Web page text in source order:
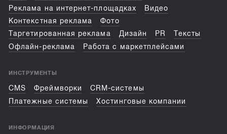
Реклама на интернет-площадках
Видео
Контекстная реклама
Фото
Таргетированная реклама
Дизайн PR
Тексты
Офлайн-реклама
Работа с маркетплейсами
ИНСТРУМЕНТЫ
CMS Фреймворки
CRM-системы
Платежные системы
Хостинговые компании
ИНФОРМАЦИЯ